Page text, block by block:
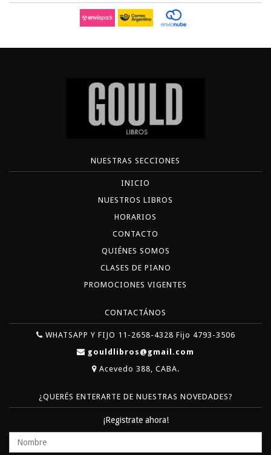
NUESTRAS SECCIONES
INICIO
NUESTROS LIBROS
HORARIOS
CONTACTO
QUIÉNES SOMOS
CLASES DE PIANO
PROMOCIONES VIGENTES
CONTACTÁNOS
WHATSAPP Y FIJO 11-2658-4328 Fijo 4793-3506
gouldlibros@gmail.com
Acevedo 388, CABA.
¿QUERÉS ENTERARTE DE NUESTRAS NOVEDADES?
¡Registrate ahora!